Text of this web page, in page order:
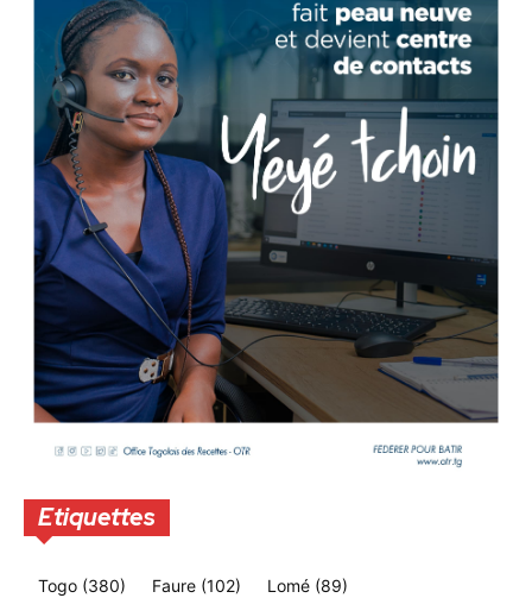
Etiquettes
Togo (380) Faure (102) Lomé (89)